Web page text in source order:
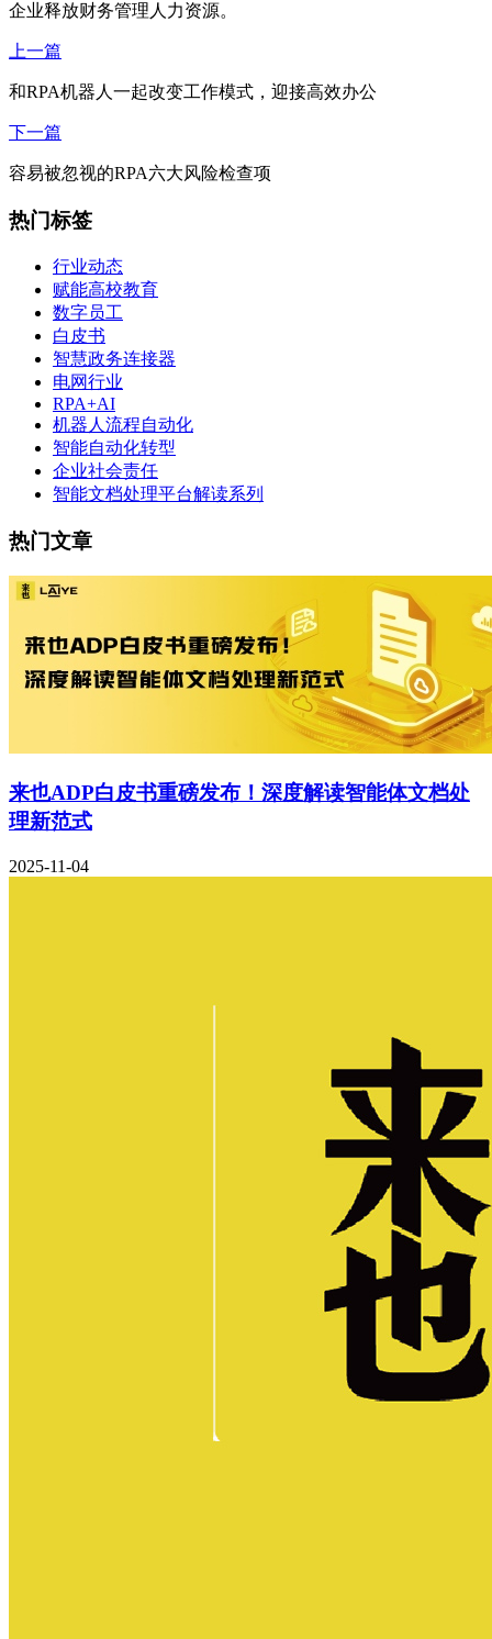
企业释放财务管理人力资源。
上一篇
和RPA机器人一起改变工作模式，迎接高效办公
下一篇
容易被忽视的RPA六大风险检查项
热门标签
行业动态
赋能高校教育
数字员工
白皮书
智慧政务连接器
电网行业
RPA+AI
机器人流程自动化
智能自动化转型
企业社会责任
智能文档处理平台解读系列
热门文章
来也ADP白皮书重磅发布！深度解读智能体文档处
理新范式
2025-11-04